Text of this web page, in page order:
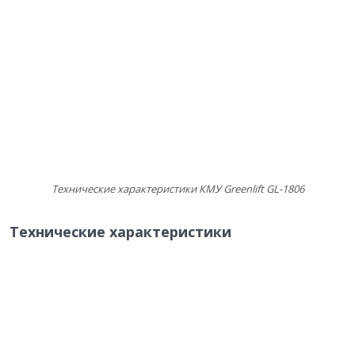
Технические характеристики КМУ Greenlift GL-1806
Технические характеристики